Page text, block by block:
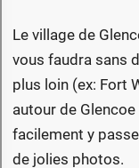
Le village de
vous faudra sans
plus loin (ex: Fort
autour de
facilement y
de jolies photos.